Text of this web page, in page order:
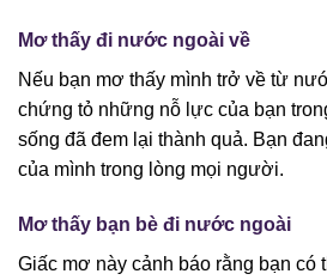
Mơ thấy đi nước ngoài về
Nếu bạn mơ thấy mình trở về từ
chứng tỏ những nỗ lực của bạn
sống đã đem lại thành quả. Bạn
của mình trong lòng mọi người.
Mơ thấy bạn bè đi nước ngoài
Giấc mơ này cảnh báo rằng bạn có